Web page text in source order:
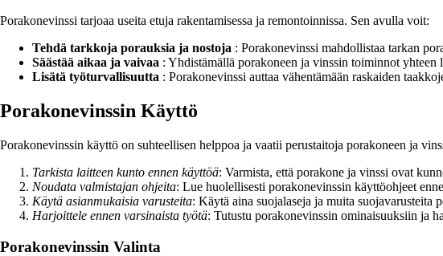
Porakonevinssi tarjoaa useita etuja rakentamisessa ja remontoinnissa. Sen avulla voit:
Tehdä tarkkoja porauksia ja nostoja : Porakonevinssi mahdollistaa tarkan
Säästää aikaa ja vaivaa : Yhdistämällä porakoneen ja vinssin toiminnot yhteen
Lisätä työturvallisuutta : Porakonevinssi auttaa vähentämään raskaiden
Porakonevinssin Käyttö
Porakonevinssin käyttö on suhteellisen helppoa ja vaatii perustaitoja porakoneen ja
Tarkista laitteen kunto ennen käyttöä: Varmista, että porakone ja vinssi ovat
Noudata valmistajan ohjeita: Lue huolellisesti porakonevinssin käyttöohjeet
Käytä asianmukaisia varusteita: Käytä aina suojalaseja ja muita suojavarusteita
Harjoittele ennen varsinaista työtä: Tutustu porakonevinssin ominaisuuksiin ja
Porakonevinssin Valinta